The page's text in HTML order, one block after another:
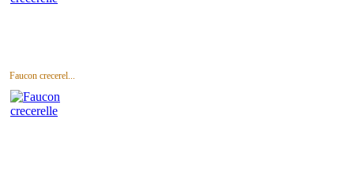
Faucon crecerel...